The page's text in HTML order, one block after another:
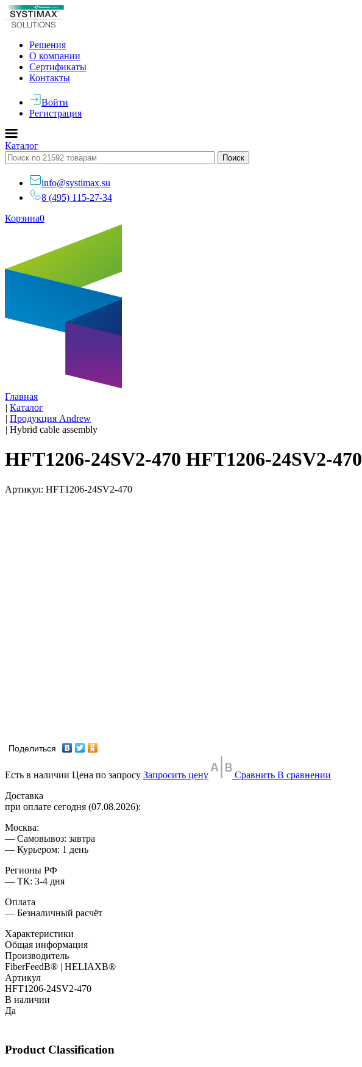
Решения
О компании
Сертификаты
Контакты
Войти
Регистрация
Каталог
info@systimax.su
8 (495) 115-27-34
Корзина0
Главная
| Каталог
| Продукция Andrew
| Hybrid cable assembly
HFT1206-24SV2-470 HFT1206-24SV2-470
Артикул: HFT1206-24SV2-470
Поделиться
Есть в наличии Цена по запросу Запросить цену Сравнить В сравнении
Доставка
при оплате сегодня (07.08.2026):
Москва:
— Самовывоз: завтра
— Курьером: 1 день
Регионы РФ
— ТК: 3-4 дня
Оплата
— Безналичный расчёт
Характеристики
Общая информация
Производитель
FiberFeedВ® | HELIAXВ®
Артикул
HFT1206-24SV2-470
В наличии
Да
Product Classification